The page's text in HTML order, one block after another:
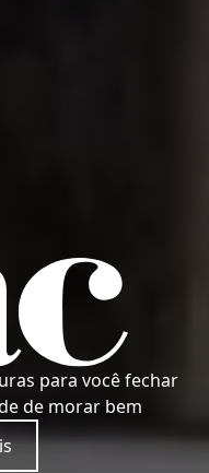
para você fechar
de morar bem